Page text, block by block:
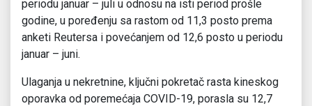
periodu januar – juli u odnosu na isti period prošle
godine, u poređenju sa rastom od 11,3 posto prema
anketi Reutersa i povećanjem od 12,6 posto u periodu
januar – juni.
Ulaganja u nekretnine, ključni pokretač rasta kineskog
oporavka od poremećaja COVID-19, porasla su 12,7